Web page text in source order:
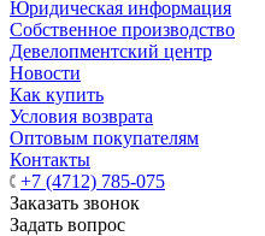
Юридическая информация
Собственное производство
Девелопментский центр
Новости
Как купить
Условия возврата
Оптовым покупателям
Контакты
+7 (4712) 785-075
Заказать звонок
Задать вопрос